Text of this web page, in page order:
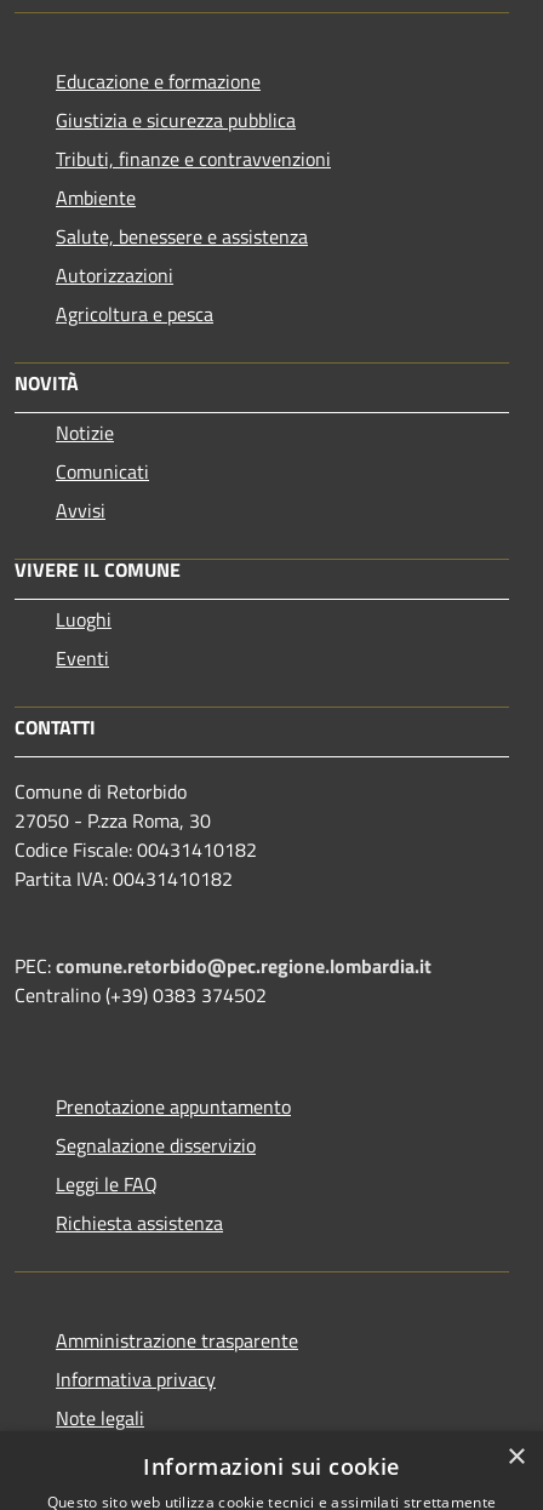
Educazione e formazione
Giustizia e sicurezza pubblica
Tributi, finanze e contravvenzioni
Ambiente
Salute, benessere e assistenza
Autorizzazioni
Agricoltura e pesca
NOVITÀ
Notizie
Comunicati
Avvisi
VIVERE IL COMUNE
Luoghi
Eventi
CONTATTI
Comune di Retorbido
27050 - P.zza Roma, 30
Codice Fiscale: 00431410182
Partita IVA: 00431410182
PEC:comune.retorbido@pec.regione.lombardia.it
Centralino (+39) 0383 374502
Prenotazione appuntamento
Segnalazione disservizio
Leggi le FAQ
Richiesta assistenza
Amministrazione trasparente
Informativa privacy
Note legali
Dichiarazione di accessibilità
×
Informazioni sui cookie
Questo sito web utilizza cookie tecnici e assimilati strettamente